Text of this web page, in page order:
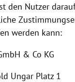
den Nutzer
werden kann:
& Co KG
Ungar Platz 1